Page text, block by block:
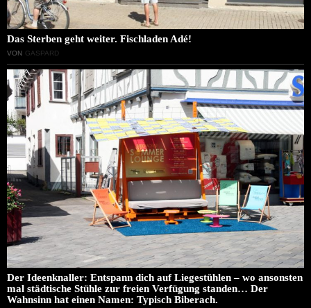
Das Sterben geht weiter. Fischladen Adé!
VON GASPARD
Der Ideenknaller: Entspann dich auf Liegestühlen – wo ansonsten
mal städtische Stühle zur freien Verfügung standen… Der
Wahnsinn hat einen Namen: Typisch Biberach.